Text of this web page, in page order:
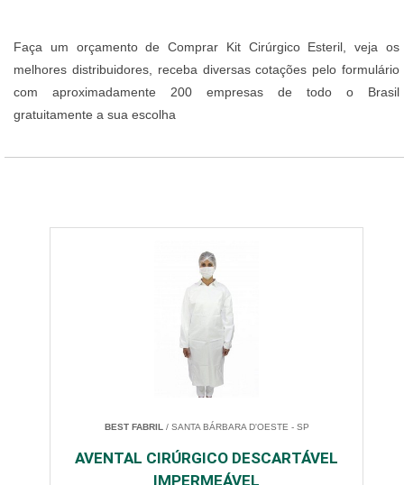
Faça um orçamento de Comprar Kit Cirúrgico Esteril, veja os
melhores distribuidores, receba diversas cotações pelo formulário
com aproximadamente 200 empresas de todo o Brasil
gratuitamente a sua escolha
BEST FABRIL / SANTA BÁRBARA D'OESTE - SP
AVENTAL CIRÚRGICO DESCARTÁVEL
IMPERMEÁVEL